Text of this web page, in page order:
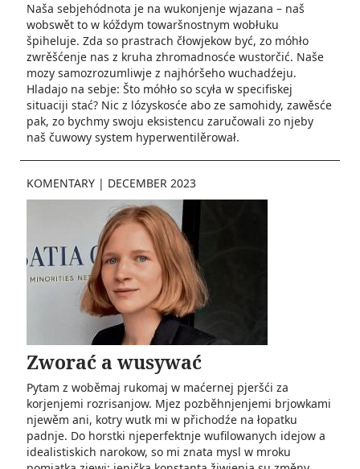
Naša sebjehódnota je na wukonjenje wjazana – naš
wobswět to w kóždym towaršnostnym wobłuku
špiheluje. Zda so prastrach čłowjekow być, zo móhło
zwrěšćenje nas z kruha zhromadnosće wustorčić. Naše
mozy samozrozumliwje z najhóršeho wuchadźeju.
Hladajo na sebje: Što móhło so scyła w specifiskej
situaciji stać? Nic z lózyskosće abo ze samohidy, zawěsće
pak, zo bychmy swoju eksistencu zaručowali zo njeby
naš čuwowy system hyperwentilěrował.
KOMENTARY | DECEMBER 2023
Zworać a wusywać
Pytam z woběmaj rukomaj w maćernej pjeršći za
korjenjemi rozrisanjow. Mjez pozběhnjenjemi brjowkami
njewěm ani, kotry wutk mi w přichodźe na łopatku
padnje. Do horstki njeperfektnje wufilowanych idejow a
idealistiskich narokow, so mi znata mysl w mroku